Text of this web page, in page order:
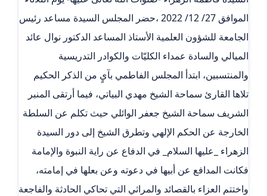
الموافق 27/ 12/ 2022 ،حضر المجلس السيدة مساعد رئيس
الجامعة للشؤون العلمية الأستاذ المساعد الدكتور نوال عائد
الميالي والسادة عمداء الكليّات والكوادر التدريسية
والمنتسبين، ابتدأ المجلس الفاطمي بآيٍ من الذكر الحكيم
تلاها القارئ سماحة الشيخ مهدي البياتي، فيما أرتقى المنبر
الشريف سماحة الشيخ جعفر الوائلي حيث تكلم عن السلطة
الخارجة عن الحكم الإلهي وتطرق الشيخ إلى دور السيدة
الزهراء _عليها السلام_ في الدفاع عن راية النبوة والإمامة
فكانت المدافع عن أبيها في دعوته وعن بعلها في إمامته،
واختتم العزاء بالقصائد والمراثي التي تحاكي الحادثة والفاجعة